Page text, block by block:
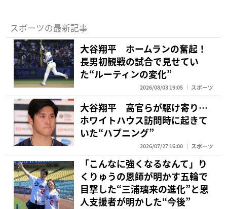
スポーツの最新記事
大谷翔平 ホームランの奮起！
長男初観戦の試合で見せてい
た“ルーティンの変化”
2026/08/03 19:05 スポーツ
大谷翔平 高官らが駆け寄り…
ホワイトハウス訪問時に起きて
いた“ハプニング”
2026/07/27 16:00 スポーツ
「こんなに強くなるなんて」り
くりゅうの恩師が明かす五輪で
目撃した“三浦璃来の進化”と恩
人支援者が明かした“今後”